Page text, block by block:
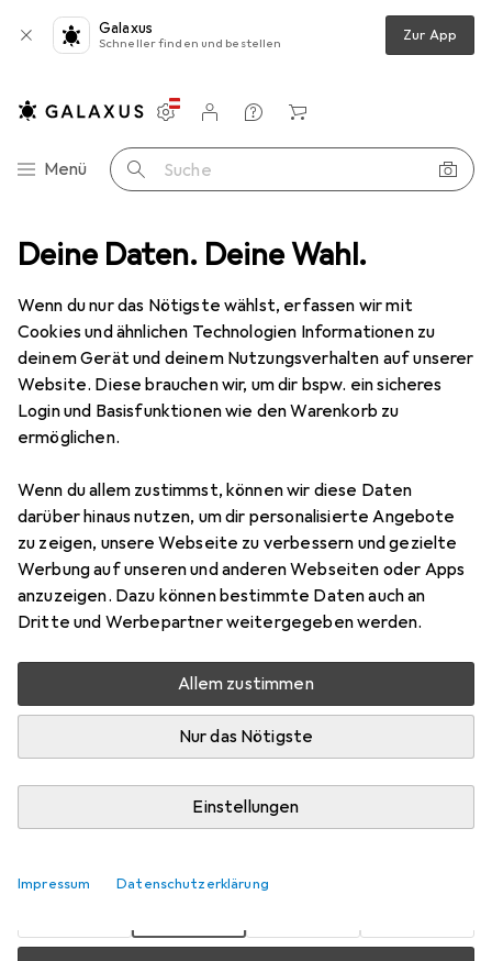
Deine Daten. Deine Wahl.
Wenn du nur das Nötigste wählst, erfassen wir mit
Cookies und ähnlichen Technologien Informationen zu
deinem Gerät und deinem Nutzungsverhalten auf unserer
Website. Diese brauchen wir, um dir bspw. ein sicheres
Login und Basisfunktionen wie den Warenkorb zu
ermöglichen.
Wenn du allem zustimmst, können wir diese Daten
darüber hinaus nutzen, um dir personalisierte Angebote
zu zeigen, unsere Webseite zu verbessern und gezielte
Werbung auf unseren und anderen Webseiten oder Apps
anzuzeigen. Dazu können bestimmte Daten auch an
Dritte und Werbepartner weitergegeben werden.
Allem zustimmen
Nur das Nötigste
Einstellungen
Impressum Datenschutzerklärung
Galaxus
Schneller finden und bestellen Zur App
Navigation nach Kategorien
Menü Suche
Einstellungen
Kundenkonto
Vergleichslisten
Merklisten
Warenkorb
Raspel + Feile Pferd Kettensägefeile 412 200 Classic
10 Bilder
MENGENRABATT
PferdKettensägefeile 412 200 Classic
Hieb 3, 200 mm
Preis in EUR inkl. MwSt.
EUR
4,16
Bewertungen
Zwischen Fr, 14.8. und Di, 18.8. geliefert
Mehr als 10 Stück an Lager beim Lieferanten
pro Stück
pro Stück